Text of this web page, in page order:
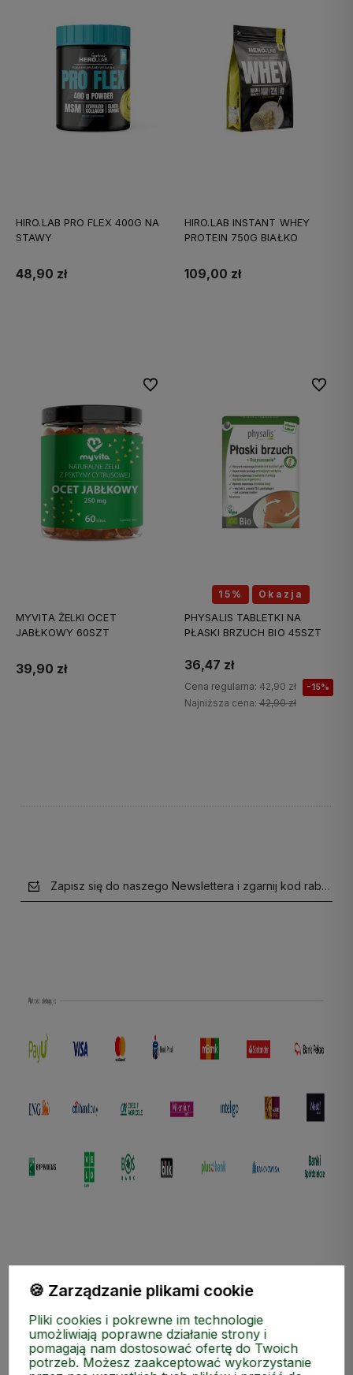
HIRO.LAB PRO FLEX 400G NA
STAWY
48,90 zł
HIRO.LAB INSTANT WHEY
PROTEIN 750G BIAŁKO
109,00 zł
MYVITA ŻELKI OCET
JABŁKOWY 60SZT
39,90 zł
Do ulubionych
15% Okazja
PHYSALIS TABLETKI NA
PŁASKI BRZUCH BIO 45SZT
36,47 zł
Cena regularna: 42,90 zł -15%
Najniższa cena: 42,90 zł
Do
Zapisz się do naszego Newslettera i zgarnij kod
ZAKUPY
MEDIA SPOŁECZNOŚCIOWE
🍪 Zarządzanie plikami cookie
Pliki cookies i pokrewne im technologie
umożliwiają poprawne działanie strony i
pomagają nam dostosować ofertę do Twoich
potrzeb. Możesz zaakceptować wykorzystanie